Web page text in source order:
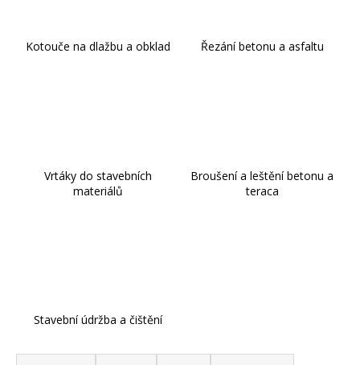
Kotouče na dlažbu a obklad Řezání betonu a asfaltu
Vrtáky do stavebních
materiálů
Broušení a leštění betonu a
teraca
Stavební údržba a čištění
Ř